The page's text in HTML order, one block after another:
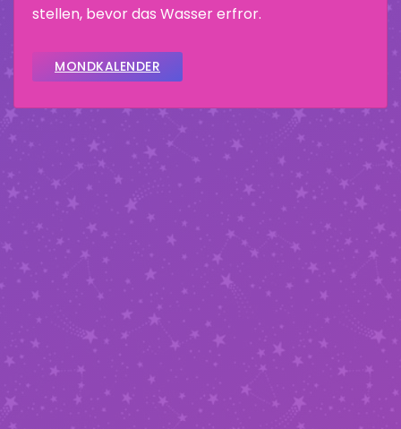
stellen, bevor das Wasser erfror.
MONDKALENDER